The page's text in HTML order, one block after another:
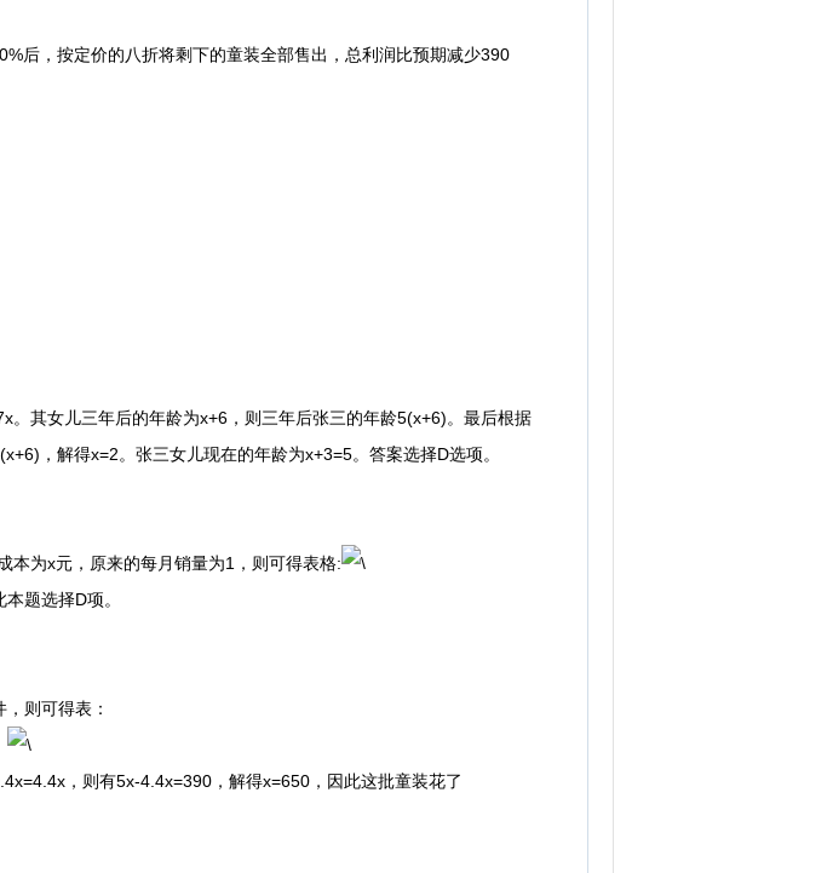
，按定价的八折将剩下的童装全部售出，总利润比预期减少390
其女儿三年后的年龄为x+6，则三年后张三的年龄5(x+6)。最后根据
，解得x=2。张三女儿现在的年龄为x+3=5。答案选择D选项。
为x元，原来的每月销量为1，则可得表格:
题选择D项。
则可得表：
，则有5x-4.4x=390，解得x=650，因此这批童装花了